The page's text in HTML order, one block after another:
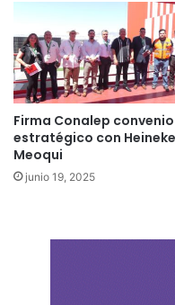
Firma Conalep convenio
estratégico con
Meoqui
junio 19, 2025